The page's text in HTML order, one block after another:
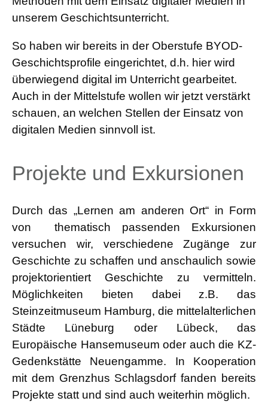
unserem Geschichtsunterricht.
So haben wir bereits in der Oberstufe BYOD-
Geschichtsprofile eingerichtet, d.h. hier wird
überwiegend digital im Unterricht gearbeitet.
Auch in der Mittelstufe wollen wir jetzt verstärkt
schauen, an welchen Stellen der Einsatz von
digitalen Medien sinnvoll ist.
Projekte und Exkursionen
Durch das „Lernen am anderen Ort“ in Form
von thematisch passenden Exkursionen
versuchen wir, verschiedene Zugänge zur
Geschichte zu schaffen und anschaulich sowie
projektorientiert Geschichte zu vermitteln.
Möglichkeiten bieten dabei z.B. das
Steinzeitmuseum Hamburg, die mittelalterlichen
Städte Lüneburg oder Lübeck, das
Europäische Hansemuseum oder auch die KZ-
Gedenkstätte Neuengamme. In Kooperation
mit dem Grenzhus Schlagsdorf fanden bereits
Projekte statt und sind auch weiterhin möglich.